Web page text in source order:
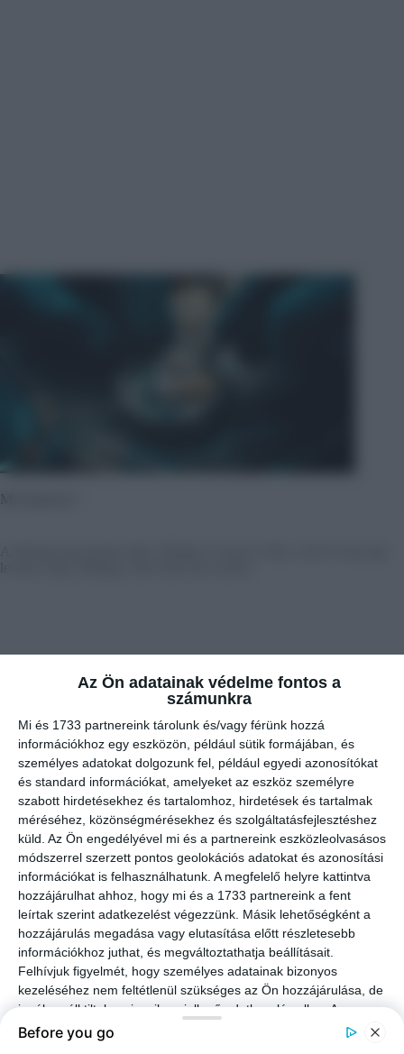
Az Ön adatainak védelme fontos a
számunkra
Mi és 1733 partnereink tárolunk és/vagy férünk hozzá
információkhoz egy eszközön, például sütik formájában, és
személyes adatokat dolgozunk fel, például egyedi azonosítókat
és standard információkat, amelyeket az eszköz személyre
szabott hirdetésekhez és tartalomhoz, hirdetések és tartalmak
méréséhez, közönségmérésekhez és szolgáltatásfejlesztéshez
küld. Az Ön engedélyével mi és a partnereink eszközleolvasásos
módszerrel szerzett pontos geolokációs adatokat és azonosítási
információkat is felhasználhatunk. A megfelelő helyre kattintva
hozzájárulhat ahhoz, hogy mi és a 1733 partnereink a fent
leírtak szerint adatkezelést végezzünk. Másik lehetőségként a
hozzájárulás megadása vagy elutasítása előtt részletesebb
információkhoz juthat, és megváltoztathatja beállításait.
Felhívjuk figyelmét, hogy személyes adatainak bizonyos
kezeléséhez nem feltétlenül szükséges az Ön hozzájárulása, de
jogában áll tiltakozni az ilyen jellegű adatkezelés ellen. A
beállításai csak erre a weboldalra érvényesek. Bármikor